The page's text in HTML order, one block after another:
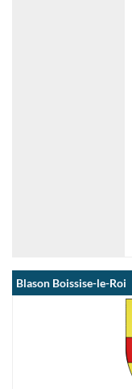
Blason Boissise-le-Roi